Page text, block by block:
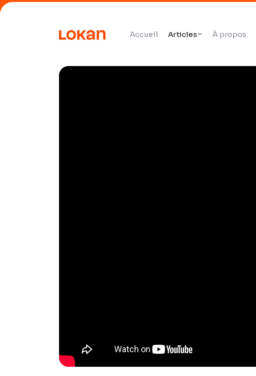
Accueil Articles À propos